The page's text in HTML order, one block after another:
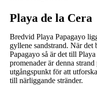
Playa de la Cera
Bredvid Playa Papagayo
gyllene sandstrand. När
Papagayo så är det till
promenader är denna
utgångspunkt för att
till närliggande stränder.